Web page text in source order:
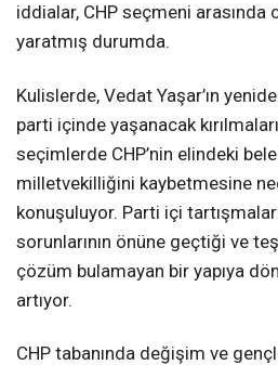
iddialar, CHP seçmeni arasında
yaratmış durumda.
Kulislerde, Vedat Yaşar’ın
parti içinde yaşanacak
seçimlerde CHP’nin elindeki
milletvekilliğini kaybetmesine
konuşuluyor. Parti içi
sorunlarının önüne geçtiği ve
çözüm bulamayan bir yapıya
artıyor.
CHP tabanında değişim ve